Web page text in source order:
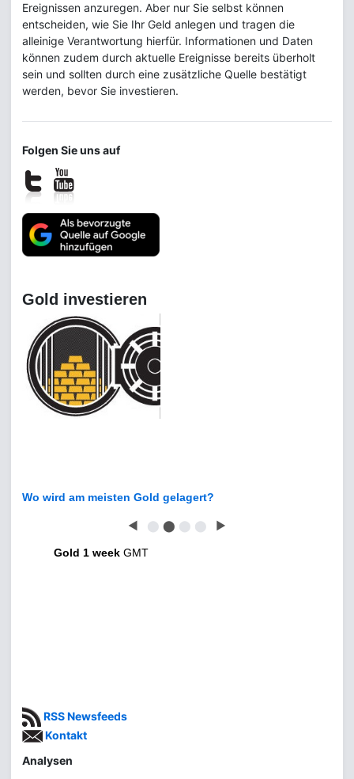
Ereignissen anzuregen. Aber nur Sie selbst können
entscheiden, wie Sie Ihr Geld anlegen und tragen die
alleinige Verantwortung hierfür. Informationen und Daten
können zudem durch aktuelle Ereignisse bereits überholt
sein und sollten durch eine zusätzliche Quelle bestätigt
werden, bevor Sie investieren.
Folgen Sie uns auf
Gold investieren
Wo wird am meisten Gold gelagert?
◀ ⬤ ⬤ ⬤ ⬤ ▶
Gold 1 week GMT
RSS Newsfeeds
Kontakt
Analysen